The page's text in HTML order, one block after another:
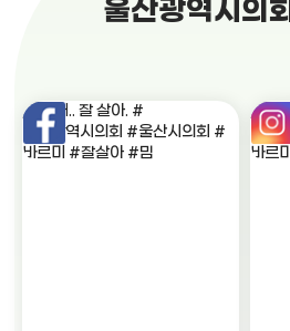
울산광역시의회